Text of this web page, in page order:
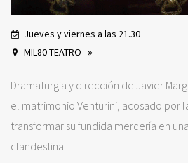
Jueves y viernes a las 21.30
MIL80 TEATRO
Dramaturgia y dirección de Javier
el matrimonio Venturini, acosado por
transformar su fundida mercería en
clandestina.